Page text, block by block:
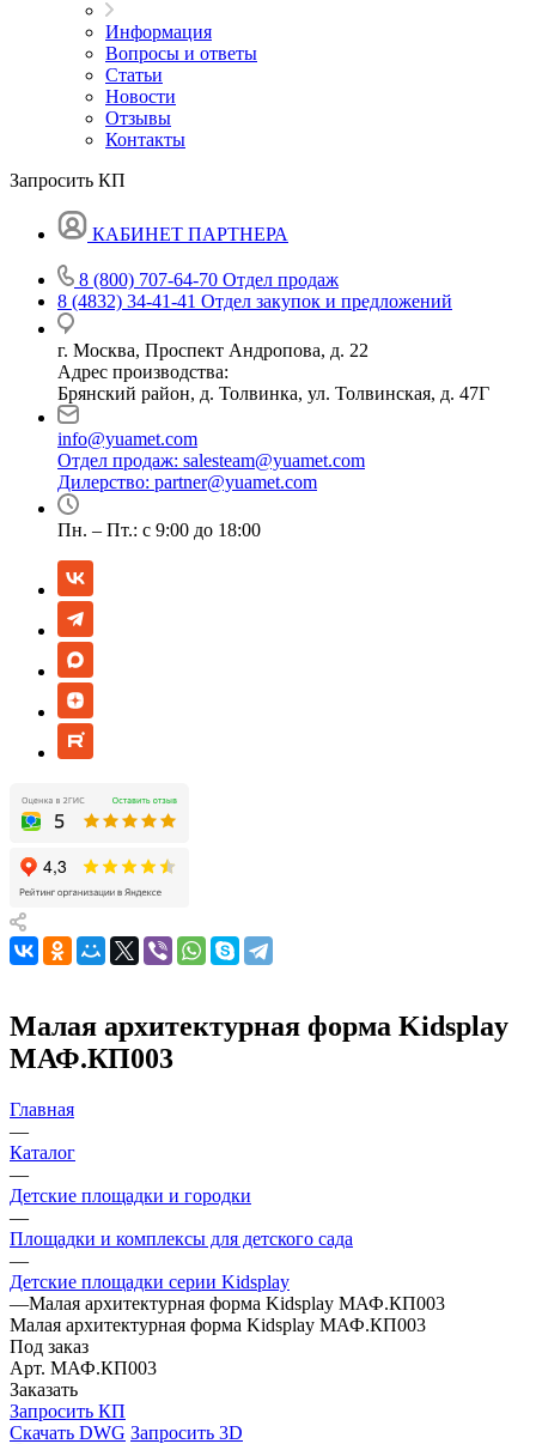
Информация
Вопросы и ответы
Статьи
Новости
Отзывы
Контакты
Запросить КП
КАБИНЕТ ПАРТНЕРА
8 (800) 707-64-70 Отдел продаж
8 (4832) 34-41-41 Отдел закупок и предложений
г. Москва, Проспект Андропова, д. 22
Адрес производства:
Брянский район, д. Толвинка, ул. Толвинская, д. 47Г
info@yuamet.com
Отдел продаж: salesteam@yuamet.com
Дилерство: partner@yuamet.com
Пн. – Пт.: с 9:00 до 18:00
Малая архитектурная форма Kidsplay
МАФ.КП003
Главная
—
Каталог
—
Детские площадки и городки
—
Площадки и комплексы для детского сада
—
Детские площадки серии Kidsplay
—Малая архитектурная форма Kidsplay МАФ.КП003
Малая архитектурная форма Kidsplay МАФ.КП003
Под заказ
Арт. МАФ.КП003
Заказать
Запросить КП
Скачать DWG Запросить 3D